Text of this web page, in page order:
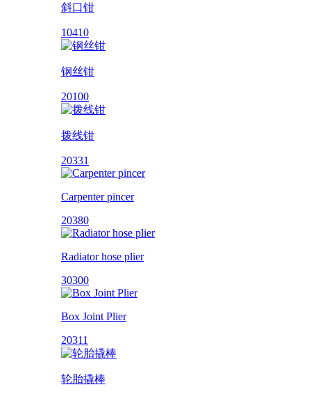
斜口钳
10410
钢丝钳
20100
拨线钳
20331
Carpenter pincer
20380
Radiator hose plier
30300
Box Joint Plier
20311
轮胎撬棒